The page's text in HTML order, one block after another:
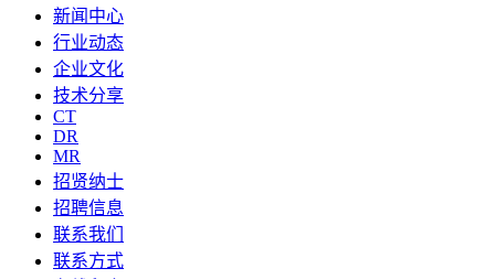
新闻中心
行业动态
企业文化
技术分享
CT
DR
MR
招贤纳士
招聘信息
联系我们
联系方式